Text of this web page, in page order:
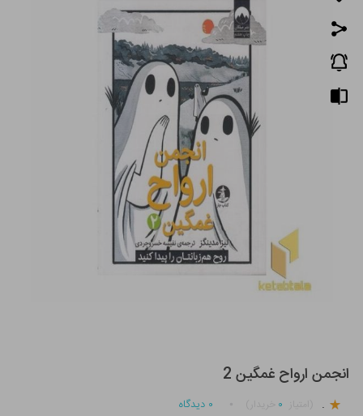
انجمن ارواح غمگین 2
. ۰ ۰ دیدگاه